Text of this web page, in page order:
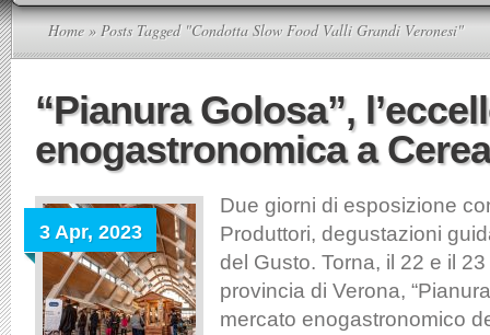
Home » Posts Tagged "Condotta Slow Food Valli Grandi Veronesi"
“Pianura Golosa”,
enogastronomica a Cerea
3 Apr, 2023
Due giorni di esposizione
Produttori, degustazioni
del Gusto. Torna, il 22 e il
provincia di Verona,
mercato enogastronomico